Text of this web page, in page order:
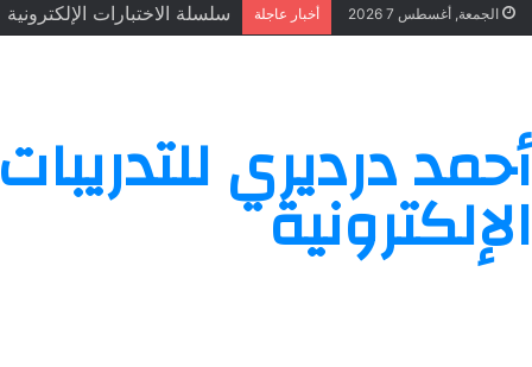
الجمعة, أغسطس 7 2026 أخبار عاجلة سلسلة الاختبارات الإلكترونية
أحمد درديري للتدريبات
الإلكترونية